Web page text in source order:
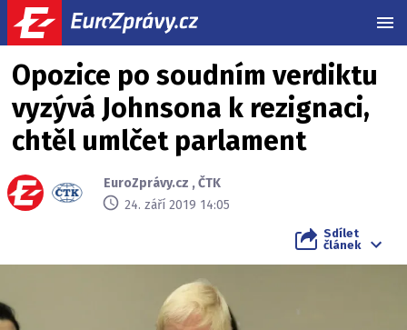
Opozice po soudním verdiktu
vyzývá Johnsona k rezignaci,
chtěl umlčet parlament
EuroZprávy.cz ,ČTK
24. září 2019 14:05
Sdílet
článek